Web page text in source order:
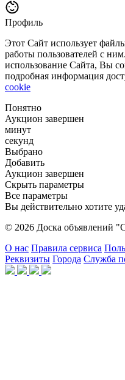
Профиль
Этот Сайт использует
работы пользователей с
использование Сайта, Вы
подробная информация
cookie
Понятно
Аукцион завершен
минут
секунд
Выбрано
Добавить
Аукцион завершен
Скрыть параметры
Все параметры
Вы действительно хотите
© 2026 Доска объявлений
О нас Правила сервиса
Реквизиты Города Служба